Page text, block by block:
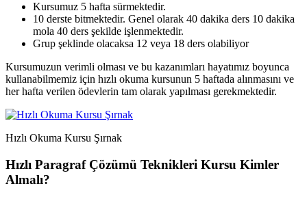
Kursumuz 5 hafta sürmektedir.
10 derste bitmektedir. Genel olarak 40 dakika ders 10 dakika
mola 40 ders şekilde işlenmektedir.
Grup şeklinde olacaksa 12 veya 18 ders olabiliyor
Kursumuzun verimli olması ve bu kazanımları hayatımız boyunca
kullanabilmemiz için hızlı okuma kursunun 5 haftada alınmasını ve
her hafta verilen ödevlerin tam olarak yapılması gerekmektedir.
Hızlı Okuma Kursu Şırnak
Hızlı Paragraf Çözümü Teknikleri Kursu Kimler
Almalı?